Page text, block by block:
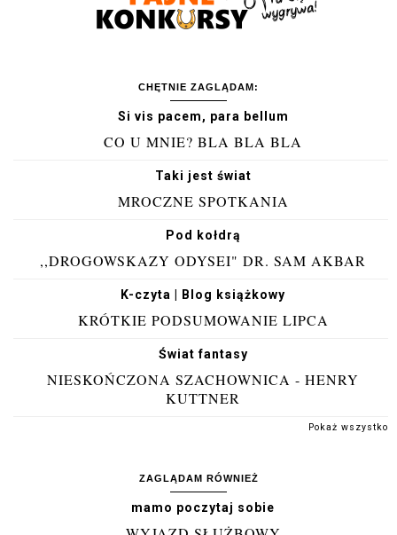
CHĘTNIE ZAGLĄDAM:
Si vis pacem, para bellum
CO U MNIE? BLA BLA BLA
Taki jest świat
MROCZNE SPOTKANIA
Pod kołdrą
,,DROGOWSKAZY ODYSEI" DR. SAM AKBAR
K-czyta | Blog książkowy
KRÓTKIE PODSUMOWANIE LIPCA
Świat fantasy
NIESKOŃCZONA SZACHOWNICA - HENRY
KUTTNER
Pokaż wszystko
ZAGLĄDAM RÓWNIEŻ
mamo poczytaj sobie